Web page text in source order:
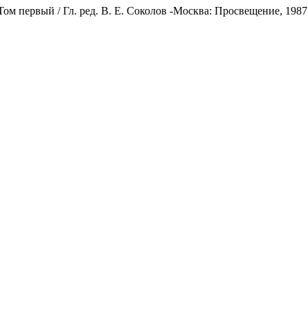
первый / Гл. ред. В. Е. Соколов -Москва: Просвещение, 1987